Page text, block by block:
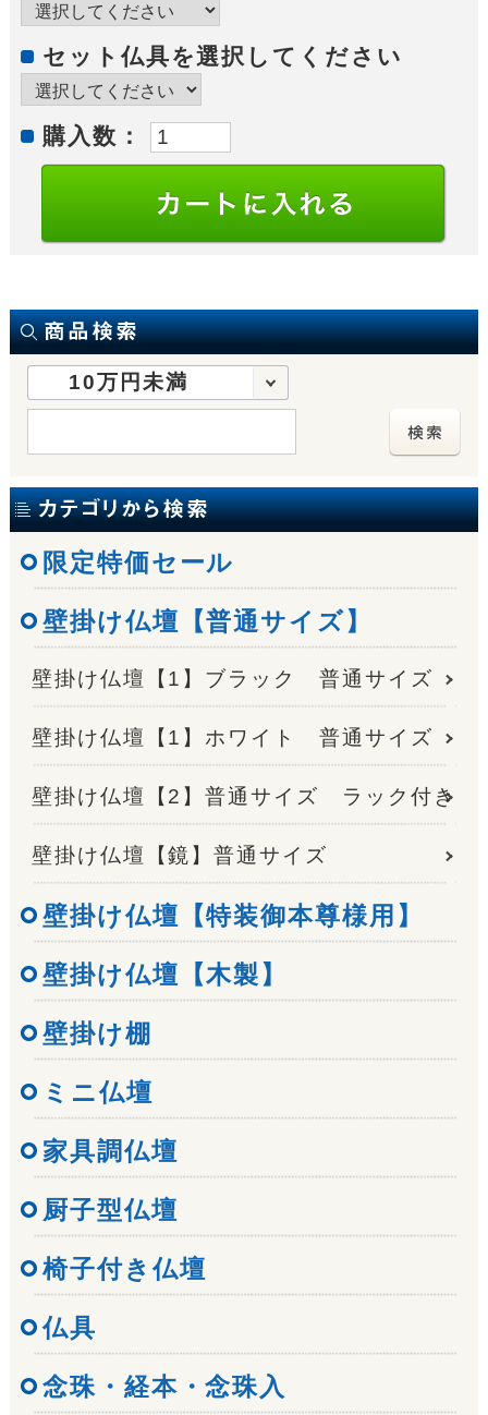
セット仏具を選択してください
購入数：
10万円未満
限定特価セール
壁掛け仏壇【普通サイズ】
壁掛け仏壇【1】ブラック 普通サイズ
壁掛け仏壇【1】ホワイト 普通サイズ
壁掛け仏壇【2】普通サイズ ラック付き
壁掛け仏壇【鏡】普通サイズ
壁掛け仏壇【特装御本尊様用】
壁掛け仏壇【木製】
壁掛け棚
ミニ仏壇
家具調仏壇
厨子型仏壇
椅子付き仏壇
仏具
念珠・経本・念珠入